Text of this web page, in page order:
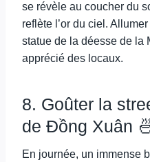
se révèle au coucher du
reflète l’or du ciel.
statue de la déesse de la
apprécié des locaux.
8. Goûter la
de Đồng Xuân
En journée, un immense